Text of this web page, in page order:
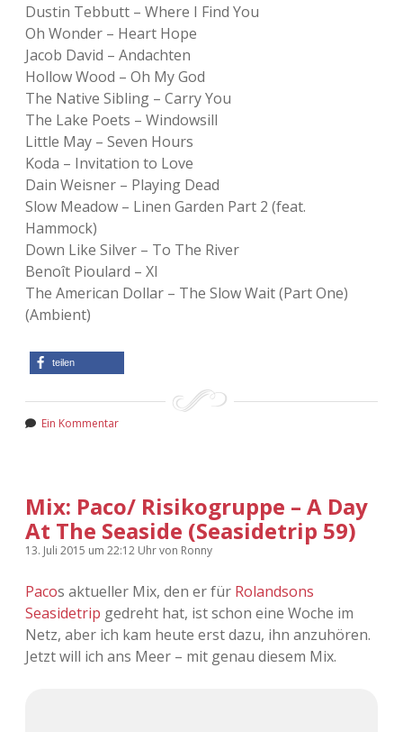
Dustin Tebbutt – Where I Find You
Oh Wonder – Heart Hope
Jacob David – Andachten
Hollow Wood – Oh My God
The Native Sibling – Carry You
The Lake Poets – Windowsill
Little May – Seven Hours
Koda – Invitation to Love
Dain Weisner – Playing Dead
Slow Meadow – Linen Garden Part 2 (feat.
Hammock)
Down Like Silver – To The River
Benoît Pioulard – XI
The American Dollar – The Slow Wait (Part One)
(Ambient)
teilen
Ein Kommentar
Mix: Paco/ Risikogruppe – A Day
At The Seaside (Seasidetrip 59)
13. Juli 2015 um 22:12 Uhrvon Ronny
Pacos aktueller Mix, den er für Rolandsons
Seasidetrip gedreht hat, ist schon eine Woche im
Netz, aber ich kam heute erst dazu, ihn anzuhören.
Jetzt will ich ans Meer – mit genau diesem Mix.